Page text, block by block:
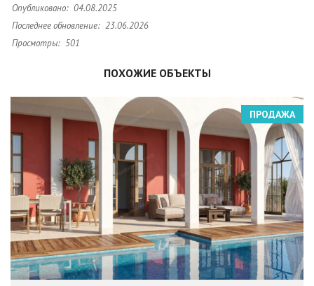
Опубликовано: 04.08.2025
Последнее обновление: 23.06.2026
Просмотры: 501
ПОХОЖИЕ ОБЪЕКТЫ
ПРОДАЖА